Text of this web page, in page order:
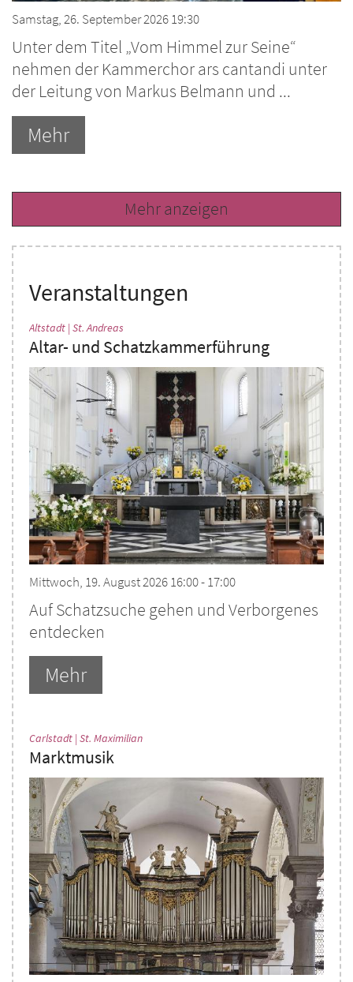
Samstag, 26. September 2026 19:30
Unter dem Titel „Vom Himmel zur Seine“
nehmen der Kammerchor ars cantandi unter
der Leitung von Markus Belmann und ...
Mehr
Mehr anzeigen
Veranstaltungen
Altstadt | St. Andreas
Altar- und Schatzkammerführung
Mittwoch, 19. August 2026 16:00 - 17:00
Auf Schatzsuche gehen und Verborgenes
entdecken
Mehr
Carlstadt | St. Maximilian:
Marktmusik